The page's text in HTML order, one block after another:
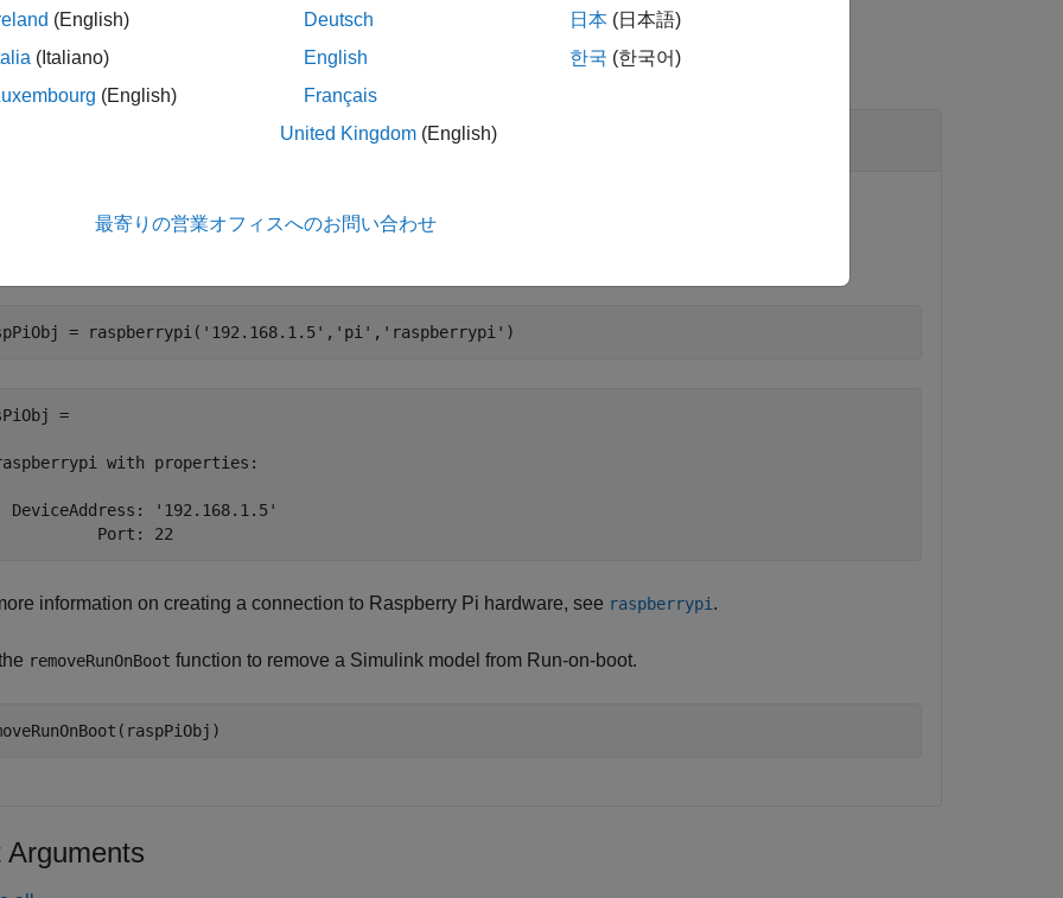
all
Model from Run-on-Boot
= raspberrypi( '192.168.1.5' , 'pi' , 'raspberrypi' )
=
with properties:
DeviceAddress: '192.168.1.5'
Port: 22
information on creating a connection to Raspberry Pi hardware, see raspberrypi .
removeRunOnBoot function to remove a Simulink model from Run-on-boot.
Arguments
(English)
(Italiano)
(English)
Deutsch
English
Français
United Kingdom (English)
日本 (日本語)
한국 (한국어)
最寄りの営業オフィスへのお問い合わせ